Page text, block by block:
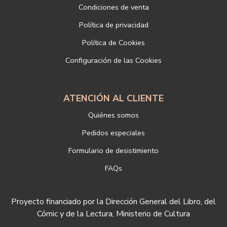
info@libreriadeportiva.com
Si desea ampliar información sobre la política de privacidad de
https://www.libreriadeportiva.com/proteccion-de-datos
Condiciones de venta
Política de privacidad
Política de Cookies
Configuración de las Cookies
ATENCIÓN AL CLIENTE
Quiénes somos
Pedidos especiales
Formulario de desistimiento
FAQs
Proyecto financiado por la Dirección General del Libro, del
Cómic y de la Lectura, Ministerio de Cultura